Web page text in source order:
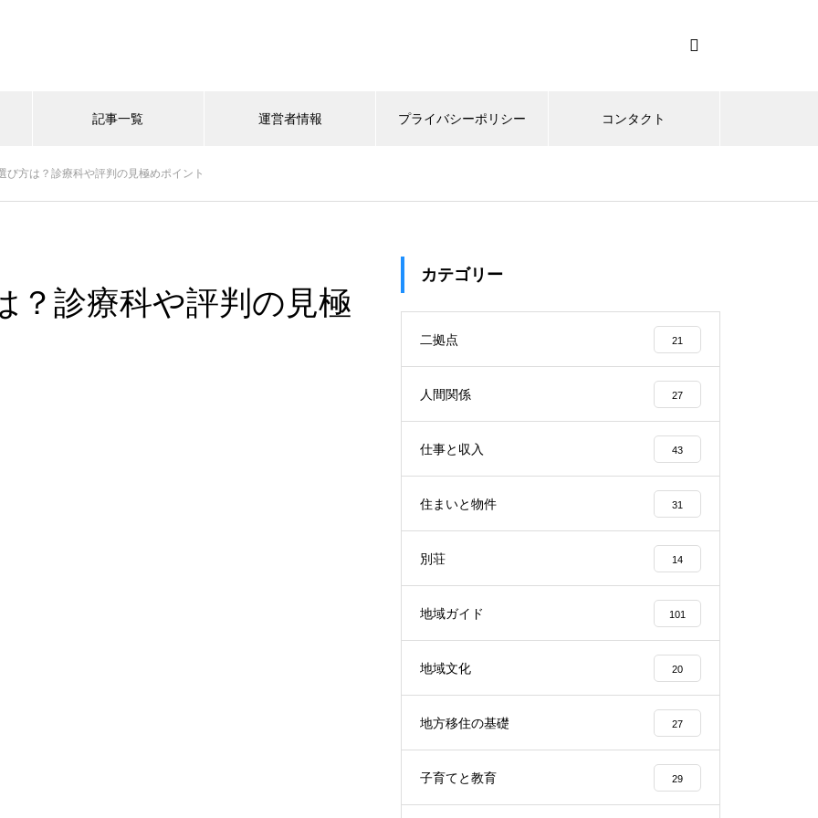
記事一覧 運営者情報 プライバシーポリシー コンタクト
び方は？診療科や評判の見極めポイント
？診療科や評判の見極
カテゴリー
二拠点 21
人間関係 27
仕事と収入 43
住まいと物件 31
別荘 14
地域ガイド 101
地域文化 20
地方移住の基礎 27
子育てと教育 29